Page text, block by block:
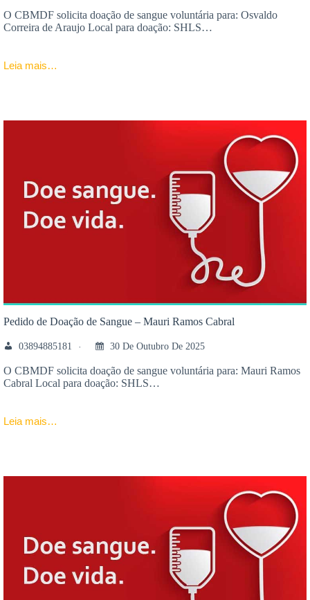
O CBMDF solicita doação de sangue voluntária para: Osvaldo
Correira de Araujo Local para doação: SHLS…
Leia mais…
Pedido de Doação de Sangue – Mauri Ramos Cabral
03894885181 30 De Outubro De 2025
O CBMDF solicita doação de sangue voluntária para: Mauri Ramos
Cabral Local para doação: SHLS…
Leia mais…